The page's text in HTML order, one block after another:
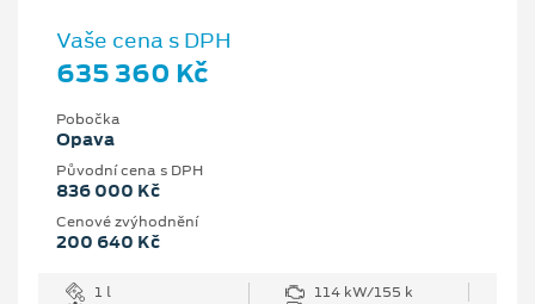
Vaše cena s DPH
635 360 Kč
Pobočka
Opava
Původní cena s DPH
836 000 Kč
Cenové zvýhodnění
200 640 Kč
1 l
114 kW/155 k